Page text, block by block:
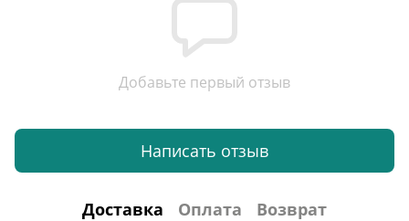
Добавьте первый отзыв
Написать отзыв
Доставка Оплата Возврат